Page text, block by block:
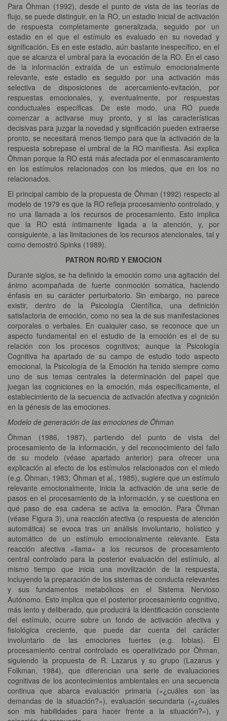
Para Öhman (1992), desde el punto de vista de las teorías de
flujo, se puede distinguir, en la RO, un estadio inicial de activación
de respuesta completamente generalizada, seguido por un
estadio en el que el estímulo es evaluado en su novedad y
significación. Es en este estadio, aún bastante inespecífico, en el
que se alcanza el umbral para la evocación de la RO. En el caso
de la información extraída de un estímulo emocionalmente
relevante, este estadio es seguido por una activación más
selectiva de disposiciones de acercamiento-evitación, por
respuestas emocionales, y, eventualmente, por respuestas
conductuales específicas. De este modo, una RO puede
comenzar a activarse muy pronto, y si las características
decisivas para juzgar la novedad y significación pueden extraerse
pronto, se necesitará menos tiempo para que la activación de la
respuesta sobrepase el umbral de la RO manifiesta. Así explica
Öhman porque la RO está más afectada por el enmascaramiento
en los estímulos relacionados con los miedos, que en los no
relacionados.
El principal cambio de la propuesta de Öhman (1992) respecto al
modelo de 1979 es que la RO refleja procesamiento controlado, y
no una llamada a los recursos de procesamiento. Esto implica
que la RO está íntimamente ligada a la atención, y, por
consiguiente, a las limitaciones de los recursos atencionales, tal y
como demostró Spinks (1989).
PATRON RO/RD Y EMOCION
Durante siglos, se ha definido la emoción como una agitación del
ánimo acompañada de fuerte conmoción somática, haciendo
énfasis en su carácter perturbatorio. Sin embargo, no parece
existir, dentro de la Psicología Científica, una definición
satisfactoria de emoción, como no sea la de sus manifestaciones
corporales o verbales. En cualquier caso, se reconoce que un
aspecto fundamental en el estudio de la emoción es el de su
relación con los procesos cognitivos; aunque la Psicología
Cognitiva ha apartado de su campo de estudio todo aspecto
emocional, la Psicología de la Emoción ha tenido siempre como
uno de sus temas centrales la determinación del papel que
juegan las cogniciones en la emoción, más específicamente, el
establecimiento de la secuencia de activación afectiva y cognición
en la génesis de las emociones.
Modelo de generación de las emociones de Öhman
Öhman (1986, 1987), partiendo del punto de vista del
procesamiento de la información, y del reconocimiento del fallo
de su modelo (véase apartado anterior) para ofrecer una
explicación al efecto de los estímulos relacionados con el miedo
(e.g. Öhman, 1983; Öhman et al., 1985), sugiere que un estímulo
relevante emocionalmente, inicia la activación de una serie de
pasos en el procesamiento de la información, y se cuestiona en
qué paso de esa cadena se activa la emoción. Para Öhman
(véase Figura 3), una reacción afectiva (o respuesta de atención
automática) se evoca tras un análisis involuntario, holístico y
automático de un estímulo emocionalmente relevante. Esta
reacción afectiva «llama» a los recursos de procesamiento
central controlado para la posterior evaluación del estímulo, al
mismo tiempo que inicia una movilización de la respuesta,
incluyendo la preparación de los sistemas de conducta relevantes
y sus fundamentos metabólicos en el Sistema Nervioso
Autónomo. Esto implica que el posterior procesamiento cognitivo,
más lento y deliberado, que producirá la identificación consciente
del estímulo, ocurre sobre un fondo de activación afectiva y
fisiológica creciente, que puede dar cuenta del carácter
involuntario de las emociones fuertes (e.g. fobias). El
procesamiento central controlado es operativizado por Öhman,
siguiendo la propuesta de R. Lazarus y su grupo (Lazarus y
Folkman, 1984), que diferencian una serie de evaluaciones
cognitivas de los acontecimientos ambientales en una secuencia
continua que abarca evaluación primaria («¿cuáles son las
demandas de la situación?»), evaluación secundaria («¿cuáles
son mis habilidades para hacer frente a la situación?»), y